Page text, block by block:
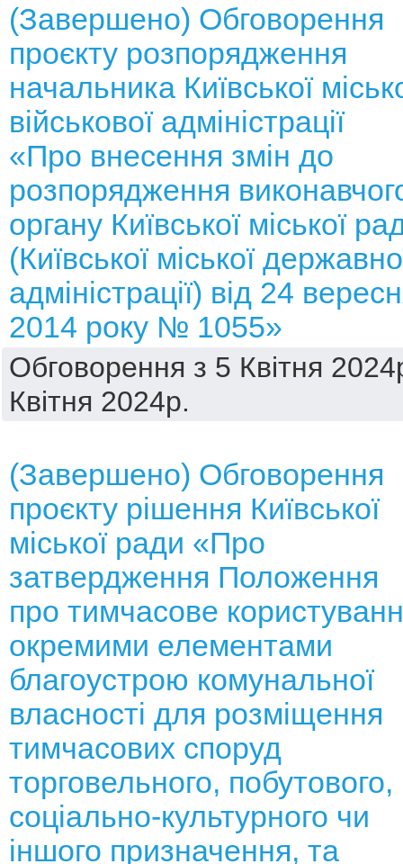
(Завершено) Обговорення
проєкту розпорядження
начальника Київської
військової адміністрації
«Про внесення змін до
розпорядження
органу Київської міської
(Київської міської
адміністрації) від 24
2014 року № 1055»
Обговорення з 5 Квітня
Квітня 2024р.
(Завершено) Обговорення
проєкту рішення Київської
міської ради «Про
затвердження Положення
про тимчасове
окремими елементами
благоустрою комунальної
власності для розміщення
тимчасових споруд
торговельного, побутового,
соціально-культурного чи
іншого призначення, та